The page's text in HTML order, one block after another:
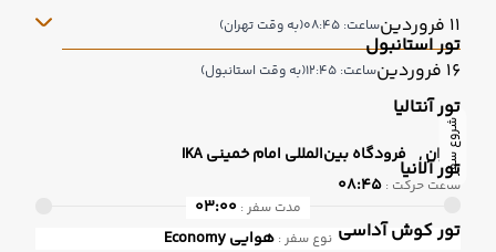
تور استانبول
تور آنتالیا
تور آلانیا
تور کوش آداسی
11 فروردین ساعت: 08:45 (به وقت تهران)
16 فروردین ساعت: 12:45 (به وقت استانبول)
شروع سفر
تهران , فرودگاه بین‌المللی امام خمینی IKA
ساعت حرکت : 08:45
مدت سفر : 03:00
نوع سفر : هوایی